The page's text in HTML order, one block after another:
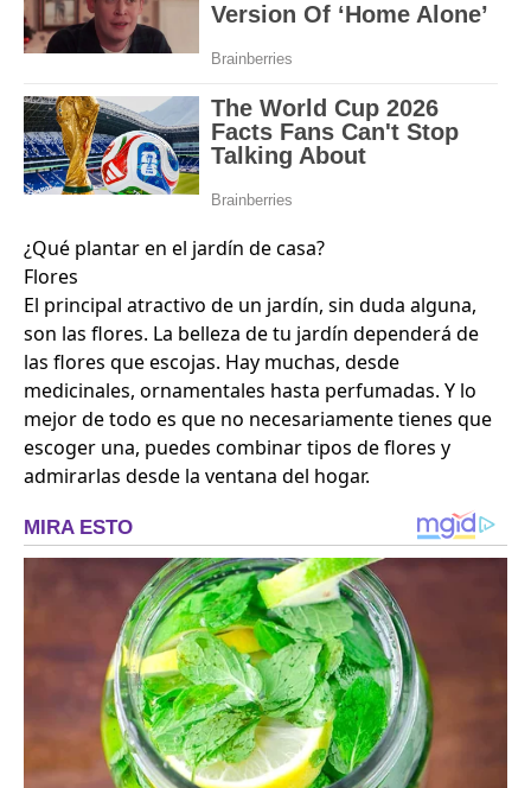
¿Qué plantar en el jardín de casa?
Flores
El principal atractivo de un jardín, sin duda alguna,
son las flores. La belleza de tu jardín dependerá de
las flores que escojas. Hay muchas, desde
medicinales, ornamentales hasta perfumadas. Y lo
mejor de todo es que no necesariamente tienes que
escoger una, puedes combinar tipos de flores y
admirarlas desde la ventana del hogar.